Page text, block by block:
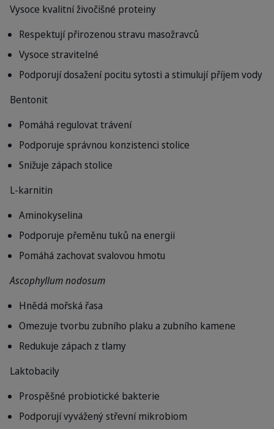
Vysoce kvalitní živočišné proteiny
Respektují přirozenou stravu masožravců
Vysoce stravitelné
Podporují dosažení pocitu sytosti a stimulují příjem vody
Bentonit
Pomáhá regulovat trávení
Podporuje správnou konzistenci stolice
Snižuje zápach stolice
L-karnitin
Aminokyselina
Podporuje přeměnu tuků na energii
Pomáhá zachovat svalovou hmotu
Ascophyllum nodosum
Hnědá mořská řasa
Omezuje tvorbu zubního plaku a zubního kamene
Redukuje zápach z tlamy
Laktobacily
Prospěšné probiotické bakterie
Podporují vyvážený střevní mikrobiom